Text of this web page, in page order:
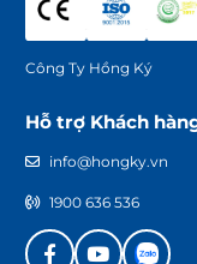
Công Ty Hồng Ký
Hỗ trợ Khách
info@hongky.vn
1900 636 536